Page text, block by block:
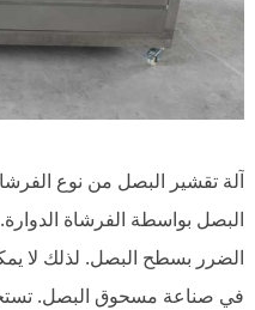
آلة تقشير البصل من نوع
البصل بواسطة الفرشاة
الضرر بسطح البصل. لذلك لا
في صناعة مسحوق البصل.